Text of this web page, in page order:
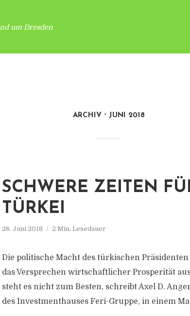
um Dresden
ARCHIV JUNI 2018
SCHWERE ZEITEN
TÜRKEI
26. Juni 2018 2 Min. Lesedauer
Die politische Macht des türkischen Präsidenten
das Versprechen wirtschaftlicher Prosperität
steht es nicht zum Besten, schreibt Axel D.
des Investmenthauses Feri-Gruppe, in einem